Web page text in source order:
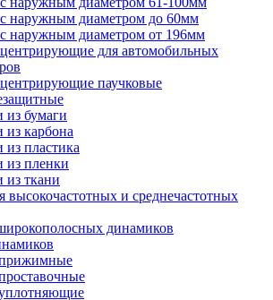
наружным диаметром до 60мм
наружным диаметром от 196мм
для автомобильных
паучковые
из бумаги
из карбона
из пластика
из пленки
из ткани
и среднечастотных
динамиков